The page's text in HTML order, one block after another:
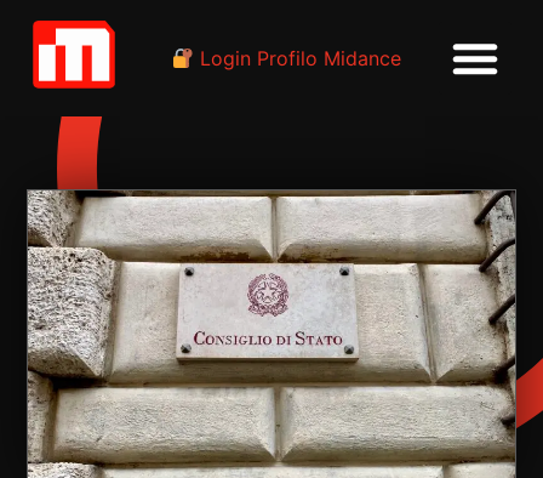
Login Profilo Midance